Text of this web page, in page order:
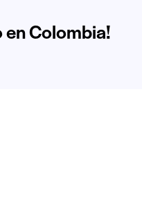
en Colombia!